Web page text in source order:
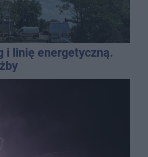
i linię energetyczną.